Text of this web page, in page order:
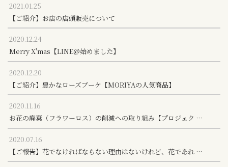
2021.01.25
【ご紹介】お店の店頭販売について
2020.12.24
Merry X'mas【LINE@始めました】
2020.12.20
【ご紹介】豊かなローズブーケ【MORIYAの人気商品】
2020.11.16
お花の廃棄（フラワーロス）の削減への取り組み【プロジェク …
2020.07.16
【ご報告】花でなければならない理由はないけれど、花であれ …